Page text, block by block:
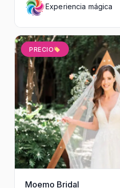
Experiencia mágica
PRECIO
Moemo Bridal